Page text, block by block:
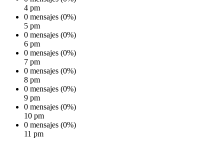
4 pm
0 mensajes (0%)
5 pm
0 mensajes (0%)
6 pm
0 mensajes (0%)
7 pm
0 mensajes (0%)
8 pm
0 mensajes (0%)
9 pm
0 mensajes (0%)
10 pm
0 mensajes (0%)
11 pm